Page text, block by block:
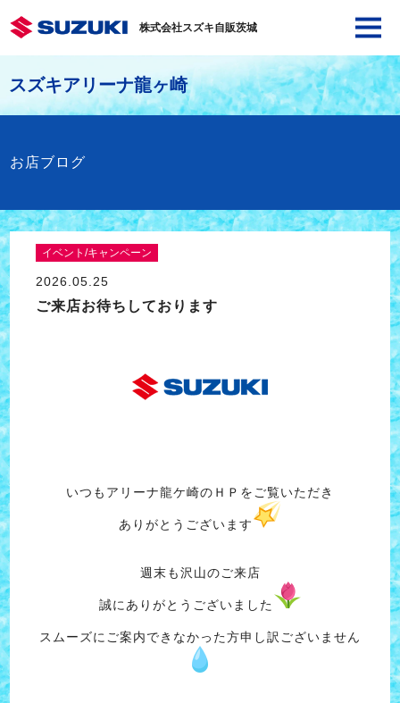
株式会社スズキ自販茨城
スズキアリーナ龍ヶ崎
お店ブログ
イベント/キャンペーン
2026.05.25
ご来店お待ちしております
いつもアリーナ龍ケ崎のＨＰをご覧いただき
ありがとうございます
週末も沢山のご来店
誠にありがとうございました
スムーズにご案内できなかった方申し訳ございません